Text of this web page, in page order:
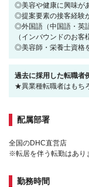
◎美容や健康に興味が
◎提案要素の接客経験
◎外国語（中国語・英
（インバウンドのお客
◎美容師・栄養士資格
過去に採用した転職者
★異業種転職者はもち
配属部署
全国のDHC直営店
※転居を伴う転勤はあり
勤務時間